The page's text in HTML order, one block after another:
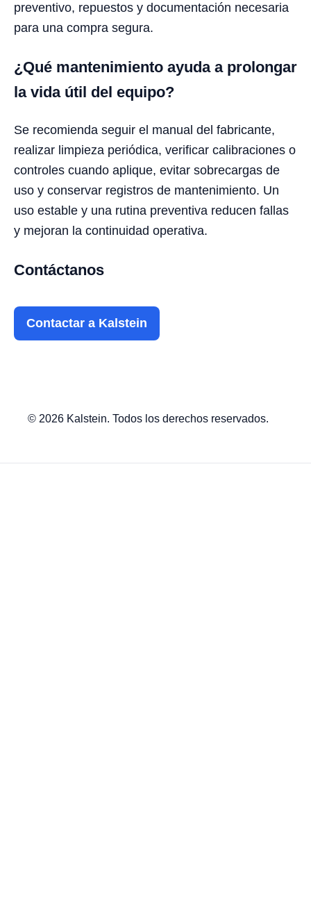
preventivo, repuestos y documentación necesaria
para una compra segura.
¿Qué mantenimiento ayuda a prolongar
la vida útil del equipo?
Se recomienda seguir el manual del fabricante,
realizar limpieza periódica, verificar calibraciones o
controles cuando aplique, evitar sobrecargas de
uso y conservar registros de mantenimiento. Un
uso estable y una rutina preventiva reducen fallas
y mejoran la continuidad operativa.
Contáctanos
Contactar a Kalstein
© 2026 Kalstein. Todos los derechos reservados.